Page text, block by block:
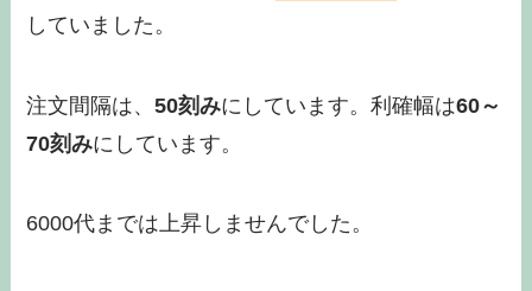
していました。
注文間隔は、50刻みにしています。利確幅は60～
70刻みにしています。
6000代までは上昇しませんでした。